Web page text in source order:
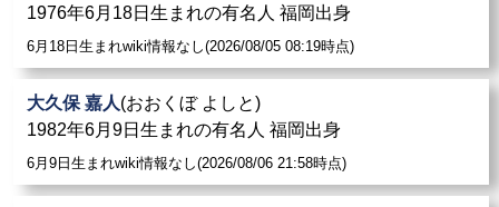
1976年6月18日生まれの有名人 福岡出身
6月18日生まれwiki情報なし(2026/08/05 08:19時点)
大久保 嘉人(おおくぼ よしと)
1982年6月9日生まれの有名人 福岡出身
6月9日生まれwiki情報なし(2026/08/06 21:58時点)